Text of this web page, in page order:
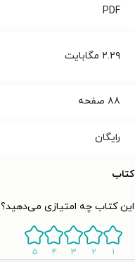
PDF
۲.۲۹ مگابایت
۸۸ صفحه
رایگان
کتاب
کتاب چه امتیازی می‌دهید؟
۱ ۲ ۳ ۴ ۵